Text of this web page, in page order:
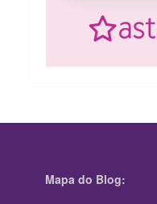
Mapa do Blog: